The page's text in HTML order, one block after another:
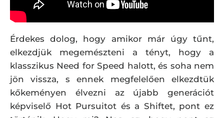
Érdekes dolog, hogy amikor már úgy tűnt,
elkezdjük megemészteni a tényt, hogy a
klasszikus Need for Speed halott, és soha nem
jön vissza, s ennek megfelelően elkezdtük
kőkeményen élvezni az újabb generációt
képviselő Hot Pursuitot és a Shiftet, pont ez